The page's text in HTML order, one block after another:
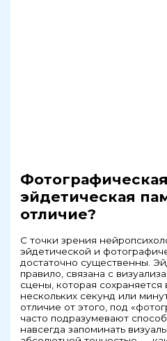
эйдетическая
отличие?
С точки зрения
эйдетической и
достаточно существенны.
правило, связана с
сцены, которая сохраняется
нескольких секунд или
отличие от этого, под
часто подразумевают
навсегда запоминать